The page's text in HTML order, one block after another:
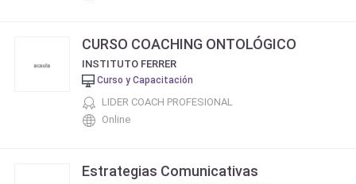
CURSO COACHING ONTOLÓGICO
INSTITUTO FERRER
Curso y Capacitación
LIDER COACH PROFESIONAL
Online
Estrategias Comunicativas